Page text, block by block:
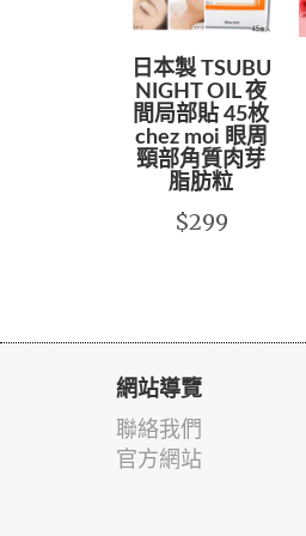
日本製 TSUBU
NIGHT OIL 夜
間局部貼 45枚
chez moi 眼周
頸部角質肉芽
脂肪粒
$299
網站導覽
聯絡我們
官方網站